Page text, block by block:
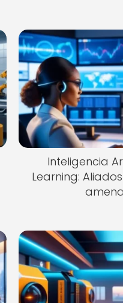
Inteligencia
Learning: